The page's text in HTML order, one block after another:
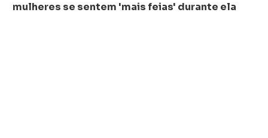
mulheres se sentem 'mais feias' durante ela